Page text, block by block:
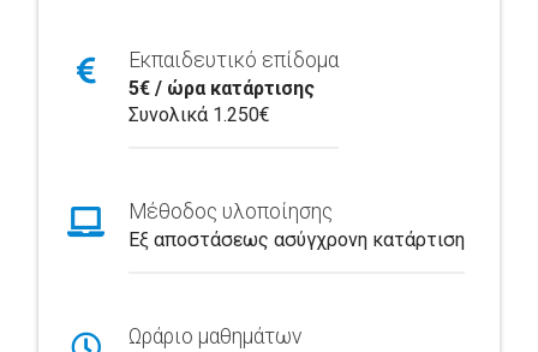
Εκπαιδευτικό επίδομα
5€ / ώρα κατάρτισης
Συνολικά 1.250€
Μέθοδος υλοποίησης
Εξ αποστάσεως ασύγχρονη κατάρτιση
Ωράριο μαθημάτων